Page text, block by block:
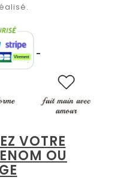
VOTRE
OU